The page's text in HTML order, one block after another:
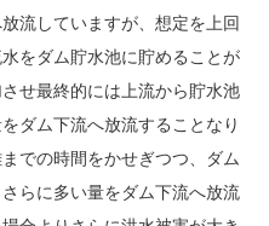
流していますが、想定を上回
をダム貯水池に貯めることが
せ最終的には上流から貯水池
ダム下流へ放流することなり
での時間をかせぎつつ、ダム
らに多い量をダム下流へ放流